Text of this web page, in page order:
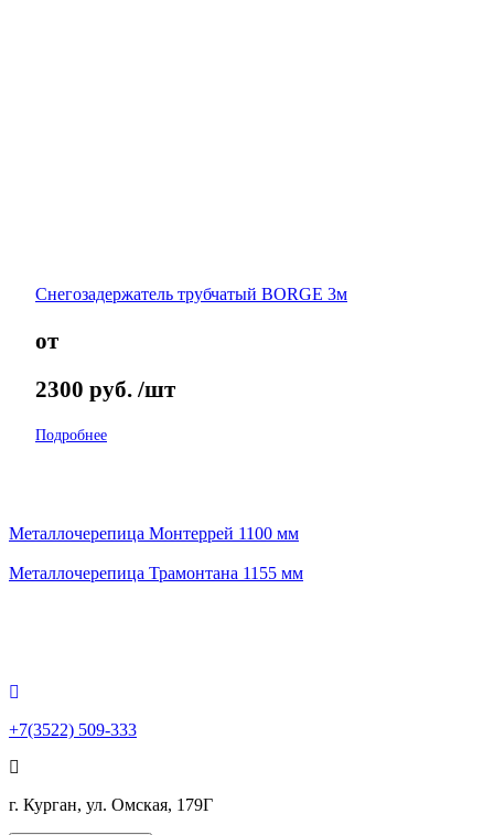
Снегозадержатель трубчатый BORGE 3м
от
2300 руб. /шт
Подробнее
Металлочерепица Монтеррей 1100 мм
Металлочерепица Трамонтана 1155 мм
+7(3522) 509-333
г. Курган, ул. Омская, 179Г